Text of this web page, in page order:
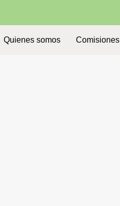
Quienes somos Comisiones